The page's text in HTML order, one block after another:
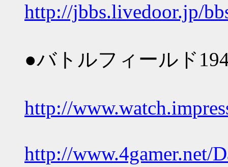
http://jbbs.livedoor.jp/
●バトルフィールド
http://
http://www.4gamer.net/